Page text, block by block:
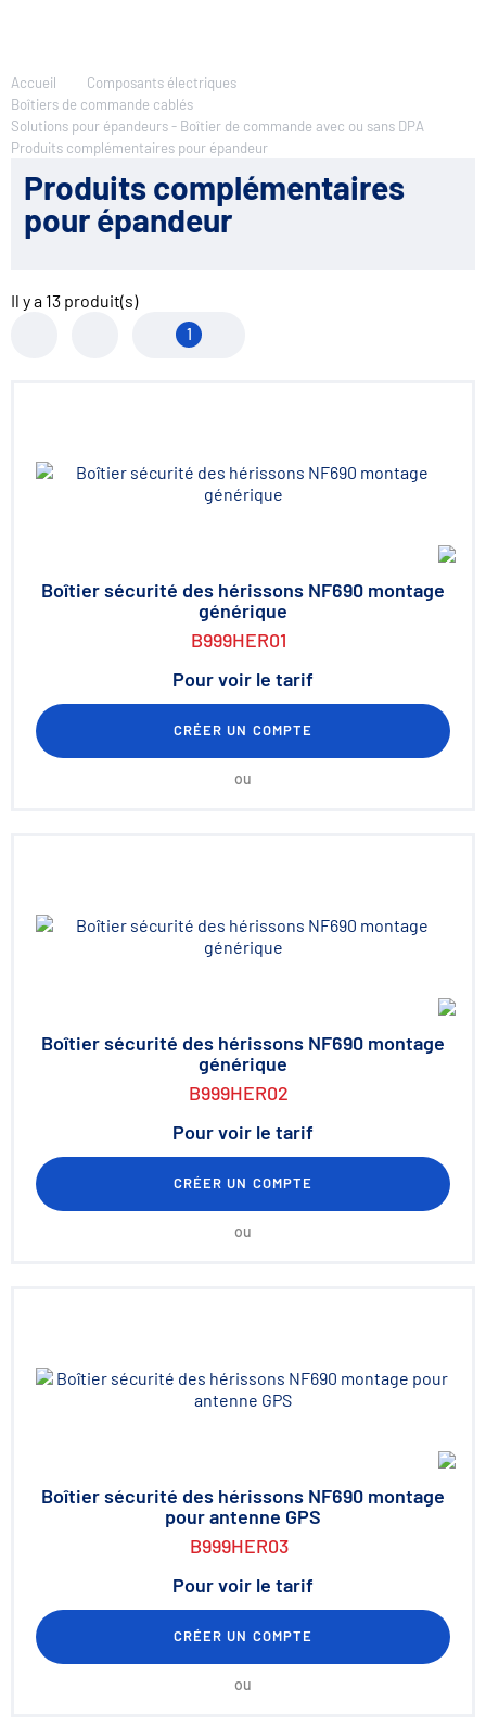
Accueil
Composants électriques
Boîtiers de commande cablés
Solutions pour épandeurs - Boîtier de commande avec ou sans DPA
Produits complémentaires pour épandeur
Produits complémentaires
pour épandeur
Il y a 13 produit(s)
1
Boîtier sécurité des hérissons NF690 montage
générique
B999HER01
Pour voir le tarif
CRÉER UN COMPTE
ou
Boîtier sécurité des hérissons NF690 montage
générique
B999HER02
Pour voir le tarif
CRÉER UN COMPTE
ou
Boîtier sécurité des hérissons NF690 montage
pour antenne GPS
B999HER03
Pour voir le tarif
CRÉER UN COMPTE
ou